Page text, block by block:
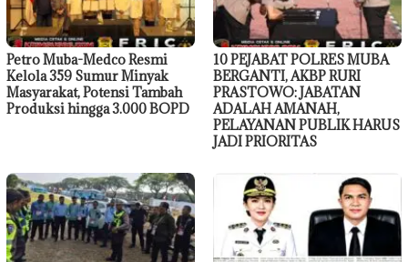
Petro Muba-Medco Resmi
Kelola 359 Sumur Minyak
Masyarakat, Potensi Tambah
Produksi hingga 3.000 BOPD
10 PEJABAT POLRES MUBA
BERGANTI, AKBP RURI
PRASTOWO: JABATAN
ADALAH AMANAH,
PELAYANAN PUBLIK HARUS
JADI PRIORITAS